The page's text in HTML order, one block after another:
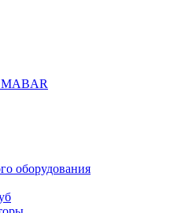
MABAR
оборудования